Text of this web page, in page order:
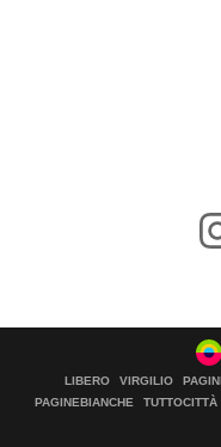
LIBERO VIRGILIO
PAGINEBIANCHE
TUTTOCITTÀ